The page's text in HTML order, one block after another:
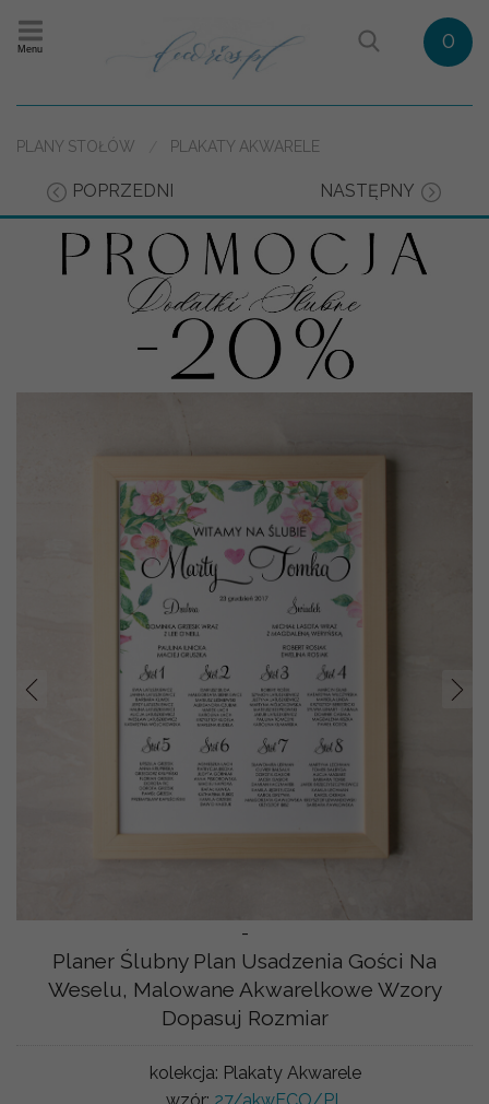
Menu 0
PLANY STOŁÓW PLAKATY AKWARELE
POPRZEDNI NASTĘPNY
-
Prev
Planer Ślubny Plan Usadzenia Gości Na
Weselu, Malowane Akwarelkowe Wzory
Dopasuj Rozmiar
kolekcja: Plakaty Akwarele